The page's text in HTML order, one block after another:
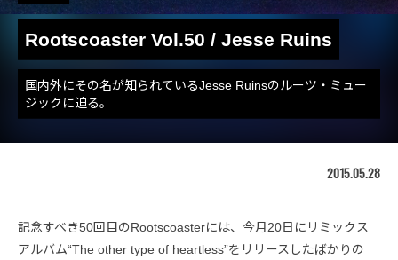
Rootscoaster Vol.50 / Jesse Ruins
国内外にその名が知られているJesse Ruinsのルーツ・ミュー
ジックに迫る。
2015.05.28
記念すべき50回目のRootscoasterには、今月20日にリミックス
アルバム“The other type of heartless”をリリースしたばかりの